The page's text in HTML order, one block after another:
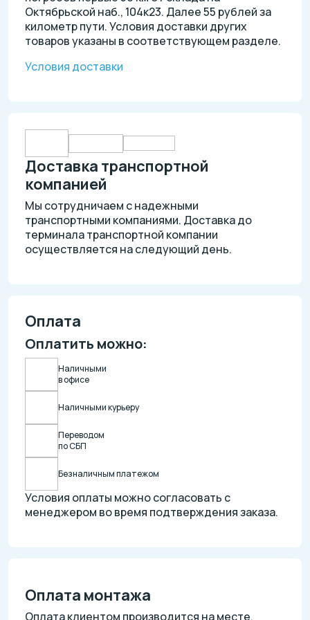
Октябрьской наб., 104к23. Далее 55 рублей за
километр пути. Условия доставки других
товаров указаны в соответствующем разделе.
Условия доставки
Доставка транспортной
компанией
Мы сотрудничаем с надежными
транспортными компаниями. Доставка до
терминала транспортной компании
осуществляется на следующий день.
Оплата
Оплатить можно:
Наличными
в офисе
Наличными курьеру
Переводом
по СБП
Безналичным платежом
Условия оплаты можно согласовать с
менеджером во время подтверждения заказа.
Оплата монтажа
Оплата клиентом производится на месте,